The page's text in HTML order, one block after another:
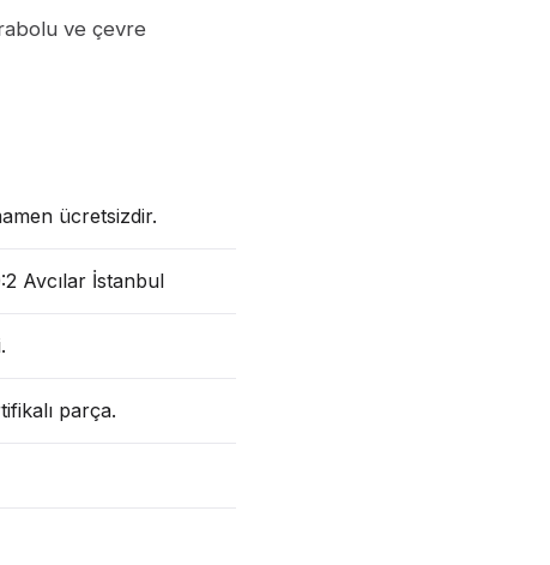
ve çevre
ücretsizdir.
Avcılar İstanbul
parça.